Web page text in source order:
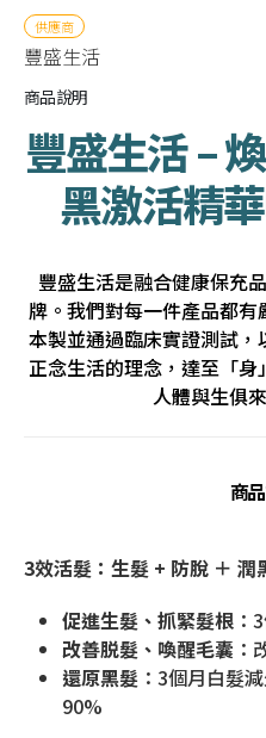
供應商
豐盛生活
商品說明
豐盛生活 –
黑激活精
豐盛生活是融合健康保充
牌。我們對每一件產品都
本製並通過臨床實證測試
正念生活的理念，達至「
人體與生俱
商
3效活髮：生髮 + 防脫 ＋ 潤
促進生髮、抓緊髮根 ：
改善脱髮、喚醒毛囊 ：
還原黑髮 ：3個月白髮
90%